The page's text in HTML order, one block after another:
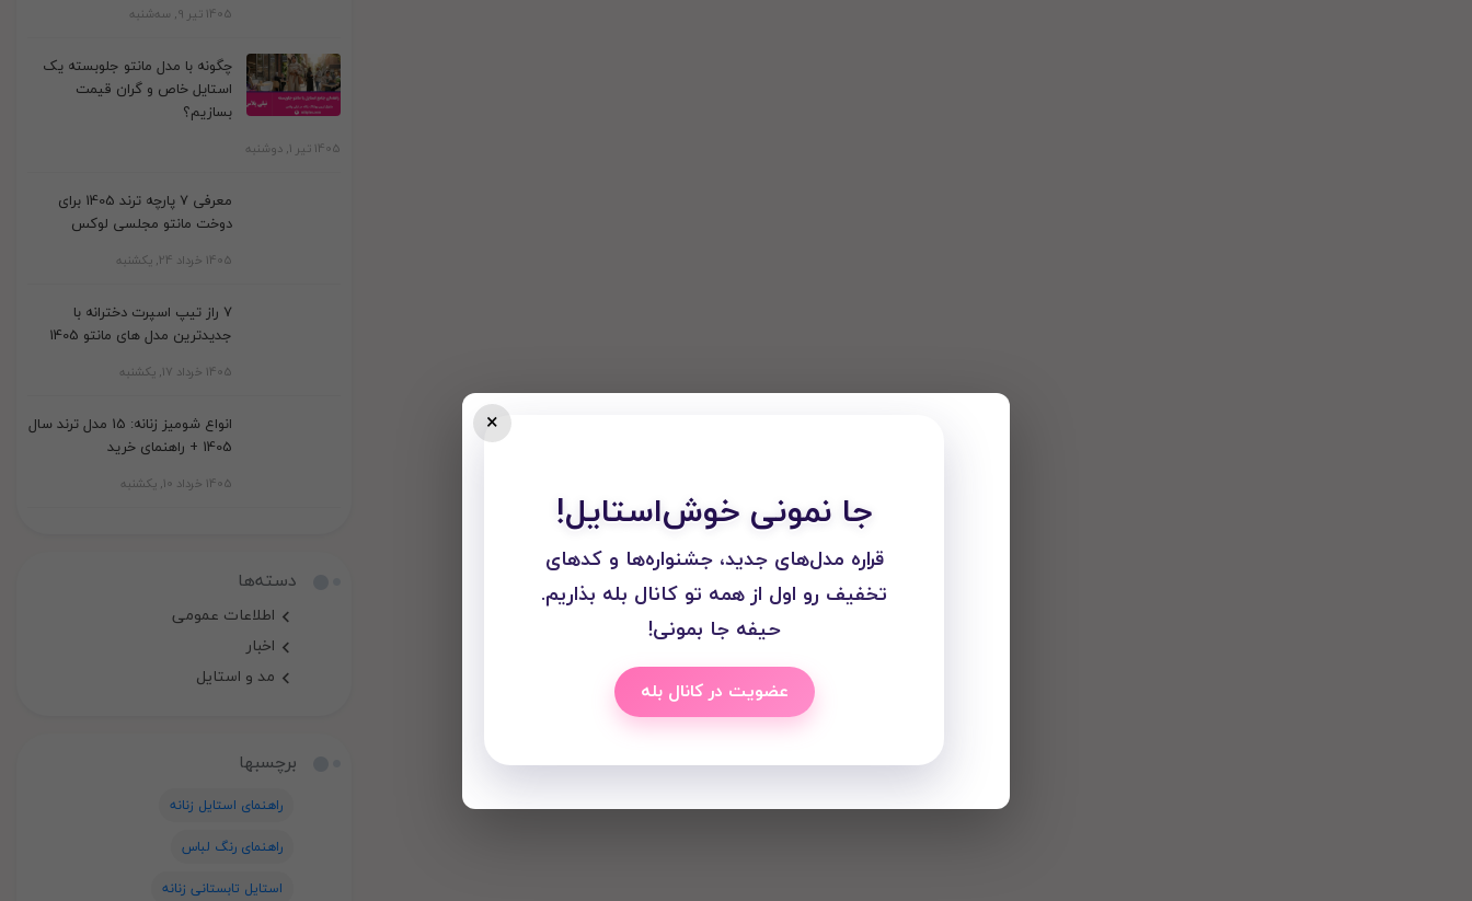
1405 تیر 9, سه‌شنبه
چگونه با مدل مانتو جلوبسته یک
استایل خاص و گران قیمت
بسازیم؟
1405 تیر 1, دوشنبه
معرفی 7 پارچه ترند 1405 برای
دوخت مانتو مجلسی لوکس
1405 خرداد 24, یکشنبه
7 راز تیپ اسپرت دخترانه با
جدیدترین مدل های مانتو 1405
1405 خرداد 17, یکشنبه
انواع شومیز زنانه: 15 مدل ترند سال
1405 + راهنمای خرید
1405 خرداد 10, یکشنبه
دسته‌ها
اطلاعات عمومی
اخبار
مد و استایل
برچسبها
راهنمای استایل زنانه
راهنمای رنگ لباس
استایل تابستانی زنانه
×
جا نمونی خوش‌استایل!
قراره مدل‌های جدید، جشنواره‌ها و کدهای
تخفیف رو اول از همه تو کانال بله بذاریم.
حیفه جا بمونی!
عضویت در کانال بله